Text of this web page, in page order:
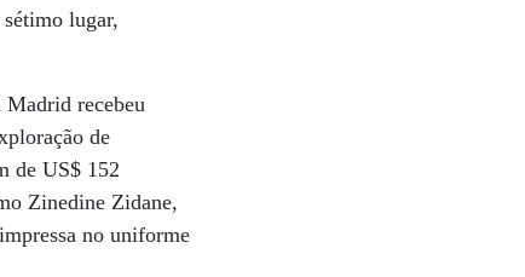
lugar,
Madrid recebeu
de
de US$ 152
Zinedine Zidane,
no uniforme